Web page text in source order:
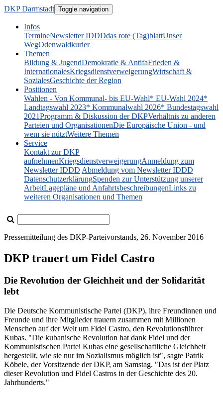
DKP Darmstadt Toggle navigation
Infos
TermineNewsletter IDDDdas rote (Tag)blattUnser
WegOdenwaldkurier
Themen
Bildung & JugendDemokratie & AntifaFrieden &
InternationalesKriegsdienstverweigerungWirtschaft &
SozialesGeschichte der Region
Positionen
Wahlen - Von Kommunal- bis EU-Wahl* EU-Wahl 2024*
Landtagswahl 2023* Kommunalwahl 2026* Bundestagswahl
2021Programm & Diskussion der DKPVerhältnis zu anderen
Parteien und OrganisationenDie Europäische Union - und
wem sie nütztWeitere Themen
Service
Kontakt zur DKP
aufnehmenKriegsdienstverweigerungAnmeldung zum
Newsletter IDDD Abmeldung vom Newsletter IDDD
DatenschutzerklärungSpenden zur Unterstützung unserer
ArbeitLagepläne und AnfahrtsbeschreibungenLinks zu
weiteren Organisationen und Themen
Pressemitteilung des DKP-Parteivorstands, 26. November 2016
DKP trauert um Fidel Castro
Die Revolution der Gleichheit und der Solidarität
lebt
Die Deutsche Kommunistische Partei (DKP), ihre Freundinnen und
Freunde und ihre Mitglieder trauern zusammen mit Millionen
Menschen auf der Welt um Fidel Castro, den Revolutionsführer
Kubas. "Die kubanische Revolution hat dank Fidel und der
Kommunistischen Partei Kubas eine gesellschaftliche Gleichheit
hergestellt, wie sie nur im Sozialismus möglich ist", sagte Patrik
Köbele, der Vorsitzende der DKP, am Samstag. "Das ist der Platz
dieser Revolution und Fidel Castros in der Geschichte des 20.
Jahrhunderts."